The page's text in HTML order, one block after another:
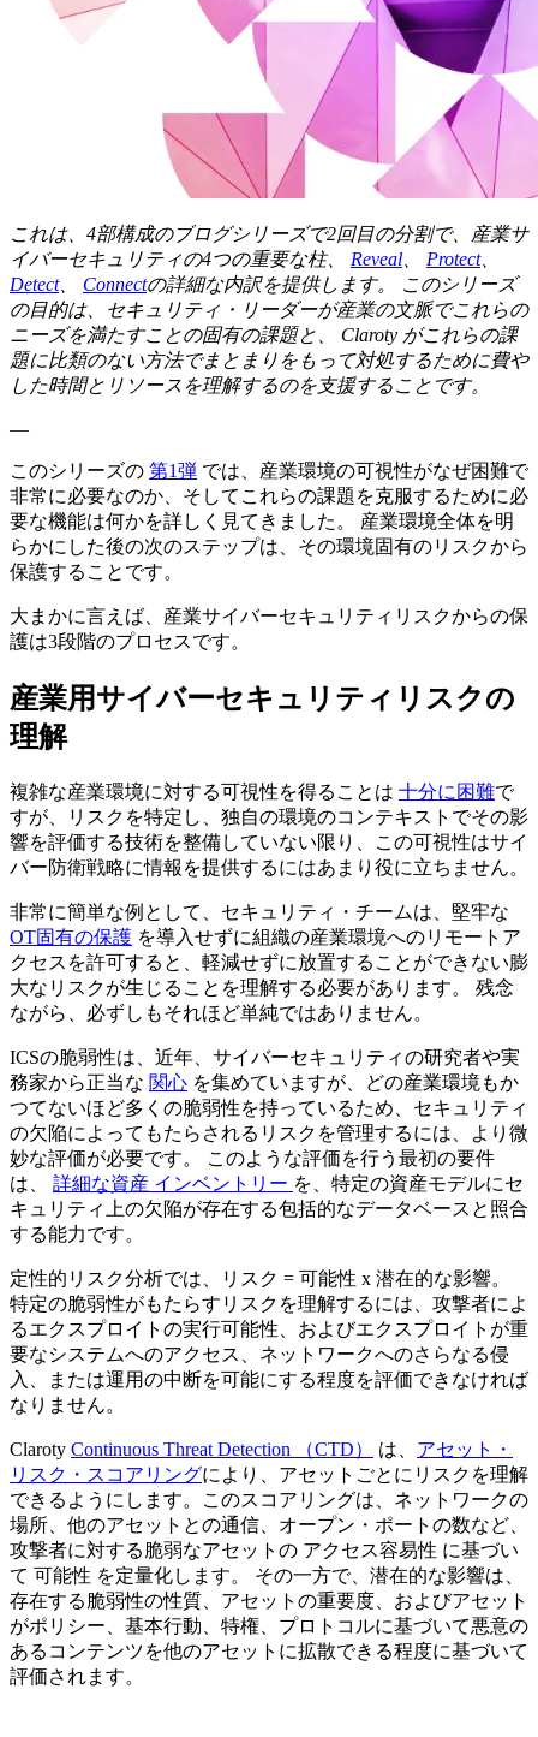
これは、4部構成のブログシリーズで2回目の分割で、産業サ
イバーセキュリティの4つの重要な柱、 Reveal、 Protect、
Detect、 Connectの詳細な内訳を提供します。 このシリーズ
の目的は、セキュリティ・リーダーが産業の文脈でこれらの
ニーズを満たすことの固有の課題と、 Claroty がこれらの課
題に比類のない方法でまとまりをもって対処するために費や
した時間とリソースを理解するのを支援することです。
—
このシリーズの 第1弾 では、産業環境の可視性がなぜ困難で
非常に必要なのか、そしてこれらの課題を克服するために必
要な機能は何かを詳しく見てきました。 産業環境全体を明
らかにした後の次のステップは、その環境固有のリスクから
保護することです。
大まかに言えば、産業サイバーセキュリティリスクからの保
護は3段階のプロセスです。
産業用サイバーセキュリティリスクの
理解
複雑な産業環境に対する可視性を得ることは 十分に困難で
すが、リスクを特定し、独自の環境のコンテキストでその影
響を評価する技術を整備していない限り、この可視性はサイ
バー防衛戦略に情報を提供するにはあまり役に立ちません。
非常に簡単な例として、セキュリティ・チームは、堅牢な
OT固有の保護 を導入せずに組織の産業環境へのリモートア
クセスを許可すると、軽減せずに放置することができない膨
大なリスクが生じることを理解する必要があります。 残念
ながら、必ずしもそれほど単純ではありません。
ICSの脆弱性は、近年、サイバーセキュリティの研究者や実
務家から正当な 関心 を集めていますが、どの産業環境もか
つてないほど多くの脆弱性を持っているため、セキュリティ
の欠陥によってもたらされるリスクを管理するには、より微
妙な評価が必要です。 このような評価を行う最初の要件
は、 詳細な資産 インベントリー を、特定の資産モデルにセ
キュリティ上の欠陥が存在する包括的なデータベースと照合
する能力です。
定性的リスク分析では、リスク = 可能性 x 潜在的な影響。
特定の脆弱性がもたらすリスクを理解するには、攻撃者によ
るエクスプロイトの実行可能性、およびエクスプロイトが重
要なシステムへのアクセス、ネットワークへのさらなる侵
入、または運用の中断を可能にする程度を評価できなければ
なりません。
Claroty Continuous Threat Detection （CTD） は、 アセット・
リスク・スコアリングにより、アセットごとにリスクを理解
できるようにします。このスコアリングは、ネットワークの
場所、他のアセットとの通信、オープン・ポートの数など、
攻撃者に対する脆弱なアセットの アクセス容易性 に基づい
て 可能性 を定量化します。 その一方で、潜在的な影響は、
存在する脆弱性の性質、アセットの重要度、およびアセット
がポリシー、基本行動、特権、プロトコルに基づいて悪意の
あるコンテンツを他のアセットに拡散できる程度に基づいて
評価されます。